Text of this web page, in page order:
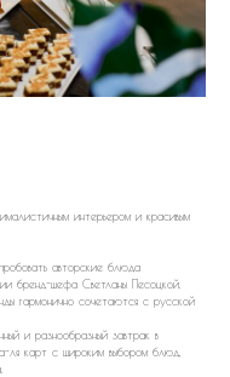
интерьером и красивым
авторские блюда
бренд-шефа Светланы Песоцкой.
гармонично сочетаются с русской
и разнообразный завтрак в
карт с широким выбором блюд,